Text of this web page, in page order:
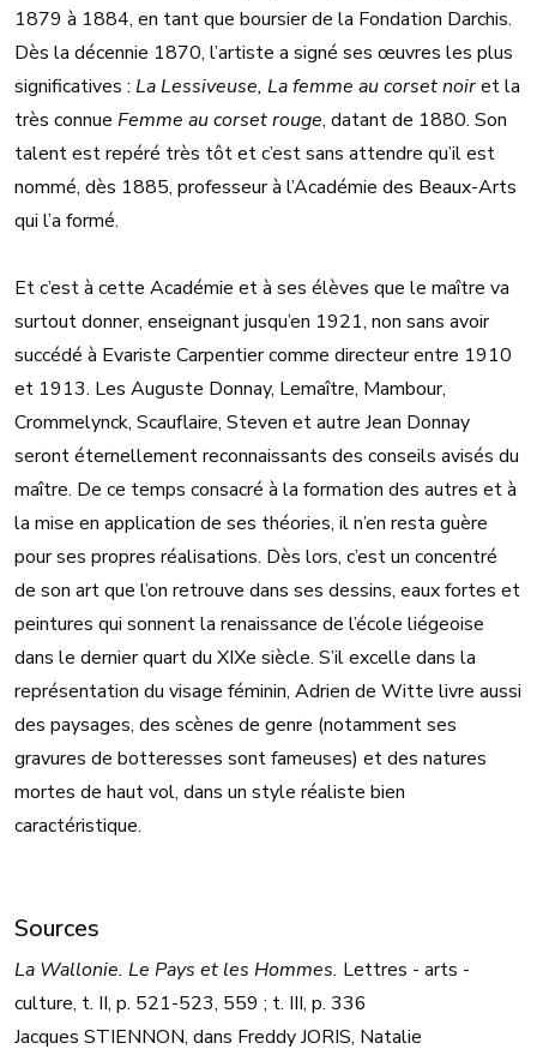
1879 à 1884, en tant que boursier de la Fondation Darchis.
Dès la décennie 1870, l’artiste a signé ses œuvres les plus
significatives : La Lessiveuse, La femme au corset noiret la
très connue Femme au corset rouge, datant de 1880. Son
talent est repéré très tôt et c’est sans attendre qu’il est
nommé, dès 1885, professeur à l’Académie des Beaux-Arts
qui l’a formé.
Et c’est à cette Académie et à ses élèves que le maître va
surtout donner, enseignant jusqu’en 1921, non sans avoir
succédé à Evariste Carpentier comme directeur entre 1910
et 1913. Les Auguste Donnay, Lemaître, Mambour,
Crommelynck, Scauflaire, Steven et autre Jean Donnay
seront éternellement reconnaissants des conseils avisés du
maître. De ce temps consacré à la formation des autres et à
la mise en application de ses théories, il n’en resta guère
pour ses propres réalisations. Dès lors, c’est un concentré
de son art que l’on retrouve dans ses dessins, eaux fortes et
peintures qui sonnent la renaissance de l’école liégeoise
dans le dernier quart du XIXe siècle. S’il excelle dans la
représentation du visage féminin, Adrien de Witte livre aussi
des paysages, des scènes de genre (notamment ses
gravures de botteresses sont fameuses) et des natures
mortes de haut vol, dans un style réaliste bien
caractéristique.
Sources
La Wallonie. Le Pays et les Hommes. Lettres - arts -
culture, t. II, p. 521-523, 559 ; t. III, p. 336
Jacques STIENNON, dans Freddy JORIS, Natalie